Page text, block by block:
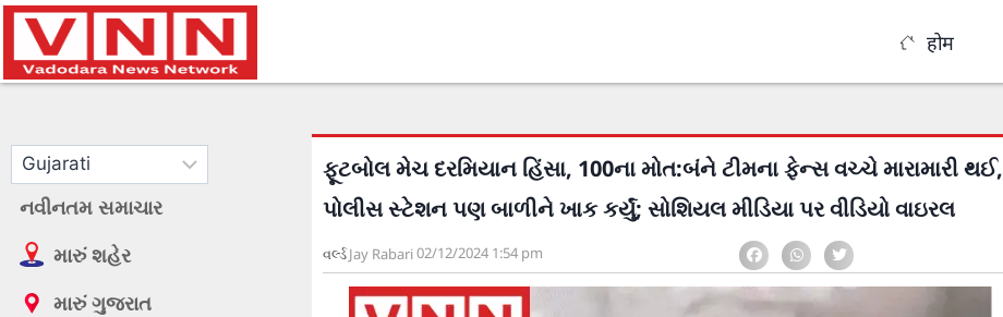
होम
નવીનતમ સમાચાર
મારું શહેર
મારું ગુજરાત
ફૂટબોલ મેચ દરમિયાન હિંસા, 100ના મોત:બંને ટીમના ફેન્સ વચ્ચે મારામારી થઈ,
પોલીસ સ્ટેશન પણ બાળીને ખાક કર્યું; સોશિયલ મીડિયા પર વીડિયો વાઇરલ
વર્લ્ડJay Rabari02/12/2024 1:54 pm